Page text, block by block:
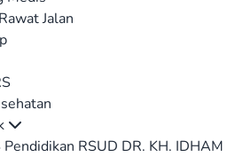
Jalan
RSUD DR. KH. IDHAM